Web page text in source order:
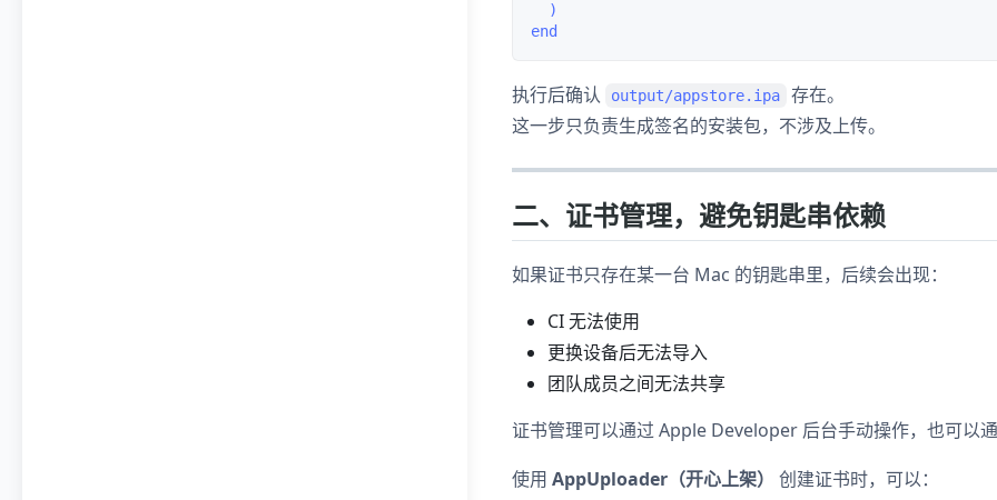
  )
执行后确认 output/appstore.ipa
存在。
这一步只负责生成签名的安装包，不涉及上传。
二、证书管理，避免钥匙串依赖
如果证书只存在某一台 Mac 的钥匙串里，后续会出现：
CI 无法使用
更换设备后无法导入
团队成员之间无法共享
证书管理可以通过 Apple Developer 后台手动操作，也可以
使用 AppUploader（开心上架）
创建证书时，可以：